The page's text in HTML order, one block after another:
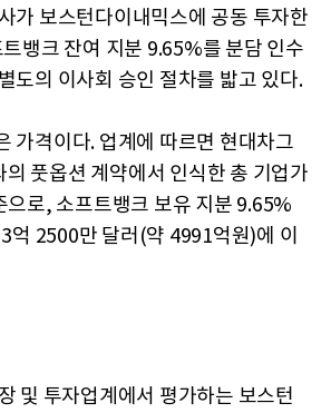
가 보스턴다이내믹스에 공동 투자한
뱅크 잔여 지분 9.65%를 분담 인수
도의 이사회 승인 절차를 밟고 있다.
가격이다. 업계에 따르면 현대차그
풋옵션 계약에서 인식한 총 기업가
으로, 소프트뱅크 보유 지분 9.65%
억 2500만 달러(약 4991억원)에 이
및 투자업계에서 평가하는 보스턴